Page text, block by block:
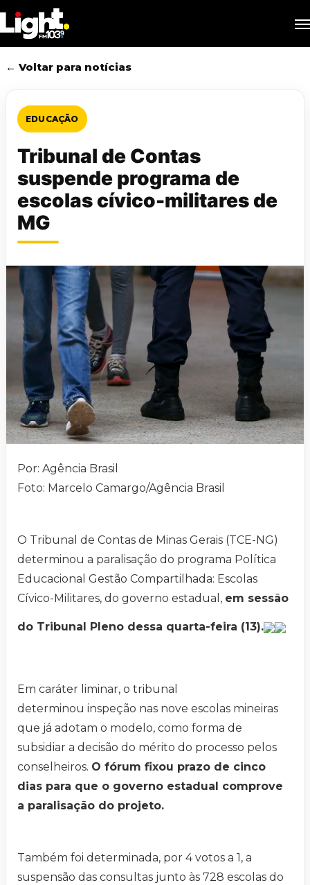
to
main
content
← Voltar para notícias
EDUCAÇÃO
Tribunal de Contas
suspende programa de
escolas cívico-militares de
MG
Por: Agência Brasil
Foto: Marcelo Camargo/Agência Brasil
O Tribunal de Contas de Minas Gerais (TCE-NG)
determinou a paralisação do programa Política
Educacional Gestão Compartilhada: Escolas
Cívico-Militares, do governo estadual, em sessão
do Tribunal Pleno dessa quarta-feira (13).
Em caráter liminar, o tribunal
determinou inspeção nas nove escolas mineiras
que já adotam o modelo, como forma de
subsidiar a decisão do mérito do processo pelos
conselheiros. O fórum fixou prazo de cinco
dias para que o governo estadual comprove
a paralisação do projeto.
Também foi determinada, por 4 votos a 1, a
suspensão das consultas junto às 728 escolas do